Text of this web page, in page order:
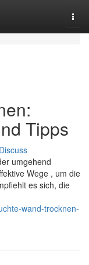
Tipps
Discuss
umgehend
Wege , um die
es sich, die
wand-trocknen-